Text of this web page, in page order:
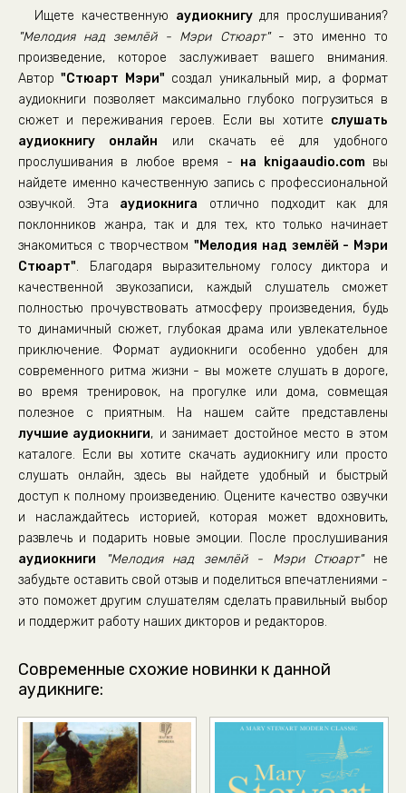
00019part
00020part
00021part
Ищете качественную аудиокнигудля прослушивания?
"Мелодия над землёй - Мэри Стюарт"- это именно то
произведение, которое заслуживает вашего внимания.
Автор"Стюарт Мэри" создал уникальный мир, а формат
аудиокниги позволяет максимально глубоко погрузиться в
сюжет и переживания героев. Если вы хотите слушать
аудиокнигу онлайн или скачать её для удобного
прослушивания в любое время - на knigaaudio.comвы
найдете именно качественную запись с профессиональной
озвучкой. Эта аудиокнига отлично подходит как для
поклонников жанра, так и для тех, кто только начинает
знакомиться с творчеством"Мелодия над землёй - Мэри
Стюарт". Благодаря выразительному голосу диктора и
качественной звукозаписи, каждый слушатель сможет
полностью прочувствовать атмосферу произведения, будь
то динамичный сюжет, глубокая драма или увлекательное
приключение. Формат аудиокниги особенно удобен для
современного ритма жизни - вы можете слушать в дороге,
во время тренировок, на прогулке или дома, совмещая
полезное с приятным. На нашем сайте представлены
лучшие аудиокниги, и занимает достойное место в этом
каталоге. Если вы хотите скачать аудиокнигу или просто
слушать онлайн, здесь вы найдете удобный и быстрый
доступ к полному произведению. Оцените качество озвучки
и наслаждайтесь историей, которая может вдохновить,
развлечь и подарить новые эмоции. После прослушивания
аудиокниги
"Мелодия над землёй - Мэри Стюарт"не
забудьте оставить свой отзыв и поделиться впечатлениями -
это поможет другим слушателям сделать правильный выбор
и поддержит работу наших дикторов и редакторов.
Современные схожие новинки к данной
аудикниге: